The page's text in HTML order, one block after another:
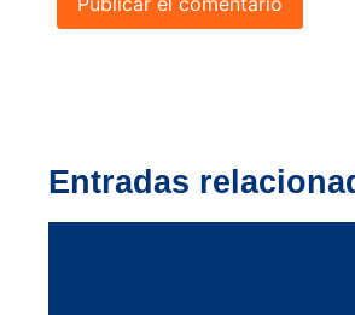
Entradas